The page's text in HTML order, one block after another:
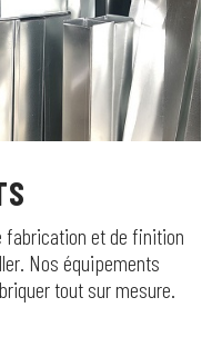
fabrication et de finition
Nos équipements
tout sur mesure.